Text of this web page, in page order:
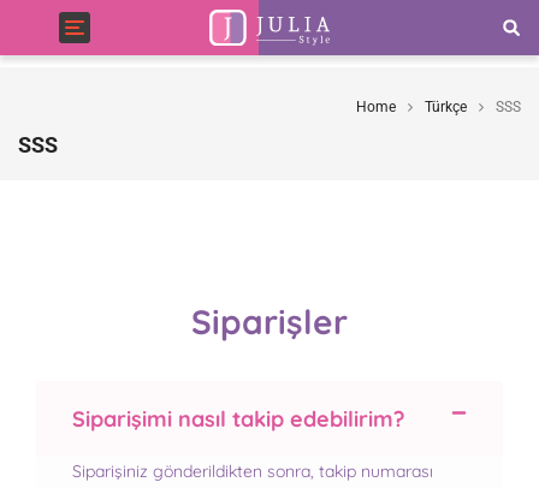
Toggle
navigation
SSS
Home Türkçe SSS
Siparişler
Siparişimi nasıl takip edebilirim?
Siparişiniz gönderildikten sonra, takip numarası